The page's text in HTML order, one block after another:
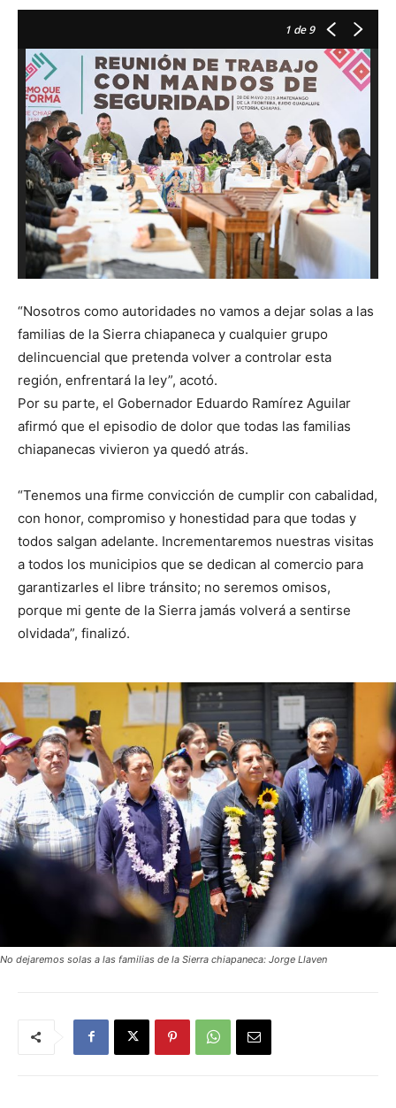
1 de 9
“Nosotros como autoridades no vamos a dejar solas a las
familias de la Sierra chiapaneca y cualquier grupo
delincuencial que pretenda volver a controlar esta
región, enfrentará la ley”, acotó.
Por su parte, el Gobernador Eduardo Ramírez Aguilar
afirmó que el episodio de dolor que todas las familias
chiapanecas vivieron ya quedó atrás.
“Tenemos una firme convicción de cumplir con cabalidad,
con honor, compromiso y honestidad para que todas y
todos salgan adelante. Incrementaremos nuestras visitas
a todos los municipios que se dedican al comercio para
garantizarles el libre tránsito; no seremos omisos,
porque mi gente de la Sierra jamás volverá a sentirse
olvidada”, finalizó.
No dejaremos solas a las familias de la Sierra chiapaneca: Jorge Llaven